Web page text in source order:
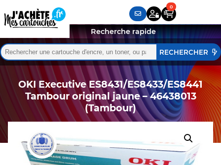
Rechercher :
Quand les résultats de l'auto-complétion sont
Recherche rapide
OKI Executive ES8431/ES8433/ES8441
Tambour original jaune – 46438013
(Tambour)